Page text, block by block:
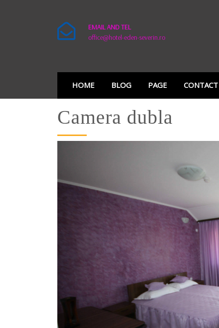
EMAIL AND TEL
office@hotel-eden-severin.ro
HOME BLOG PAGE CONTACT
Camera dubla